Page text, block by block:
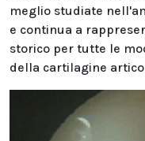
meglio studiate
e continua a
storico per tutte le
della cartilagine